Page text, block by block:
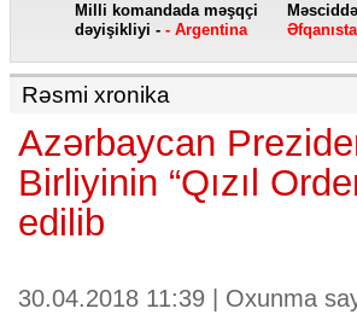
Milli komandada məşqçi
dəyişikliyi - - Argentina
Rəsmi xronika
Azərbaycan
Birliyinin “Qızıl
edilib
30.04.2018 11:39 | Oxunma